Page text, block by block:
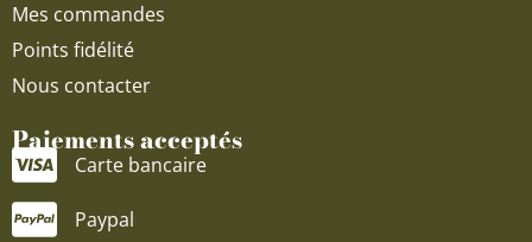
Mes commandes
Points fidélité
Nous contacter
Paiements acceptés
Carte bancaire
Paypal